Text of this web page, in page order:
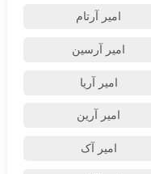
امیر آرتام
امیر آرسین
امیر آریا
امیر آرین
امیر آک